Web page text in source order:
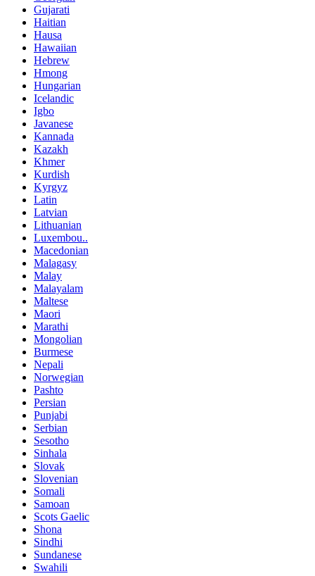
Gujarati
Haitian
Hausa
Hawaiian
Hebrew
Hmong
Hungarian
Icelandic
Igbo
Javanese
Kannada
Kazakh
Khmer
Kurdish
Kyrgyz
Latin
Latvian
Lithuanian
Luxembou..
Macedonian
Malagasy
Malay
Malayalam
Maltese
Maori
Marathi
Mongolian
Burmese
Nepali
Norwegian
Pashto
Persian
Punjabi
Serbian
Sesotho
Sinhala
Slovak
Slovenian
Somali
Samoan
Scots Gaelic
Shona
Sindhi
Sundanese
Swahili